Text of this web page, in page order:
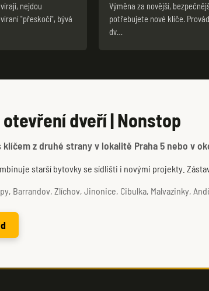
nejdou
"přeskočí", bývá
Výměna za novější,
potřebujete nové klíče.
dv…
dveří | Nonstop
z druhé strany v lokalitě Praha 5 nebo v
starší bytovky se sídlišti i novými projekty.
Barrandov, Zlíchov, Jinonice, Cibulka, Malvazinky,